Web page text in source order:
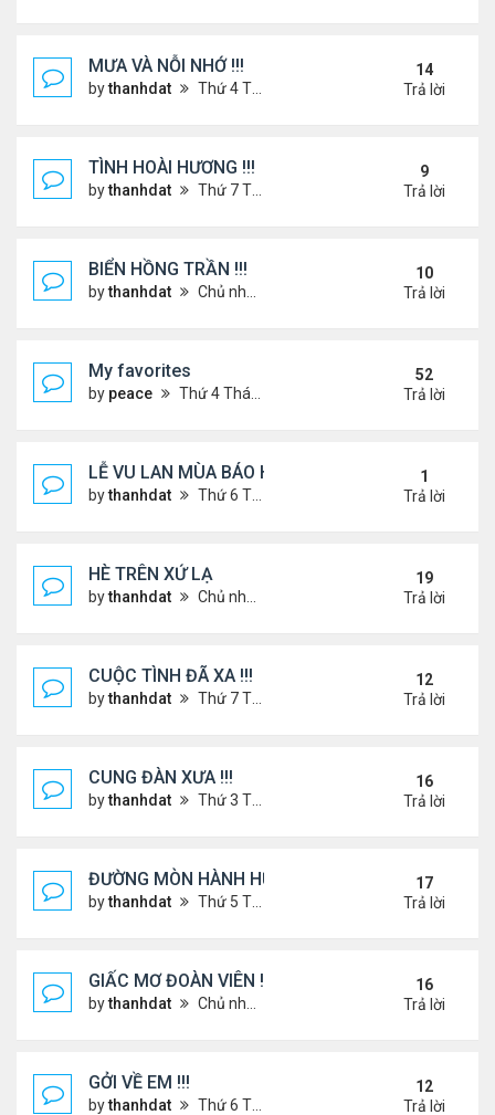
MƯA VÀ NỖI NHỚ !!!
bythanhdat Thứ 4 Tháng 7 10, 2024 8:41 am
14
Trả lời
TÌNH HOÀI HƯƠNG !!!
bythanhdat Thứ 7 Tháng 2 22, 2025 1:32 pm
9
Trả lời
BIỂN HỒNG TRẦN !!!
bythanhdat Chủ nhật Tháng 10 27, 2024 2:17 pm
10
Trả lời
My favorites
by peace Thứ 4 Tháng 9 04, 2024 12:11 pm
52
Trả lời
LỄ VU LAN MÙA BÁO HIẾU !!!
bythanhdat Thứ 6 Tháng 9 05, 2025 1:52 pm
1
Trả lời
HÈ TRÊN XỨ LẠ
bythanhdat Chủ nhật Tháng 6 30, 2024 12:19 pm
19
Trả lời
CUỘC TÌNH ĐÃ XA !!!
bythanhdat Thứ 7 Tháng 12 14, 2024 2:15 am
12
Trả lời
CUNG ĐÀN XƯA !!!
bythanhdat Thứ 3 Tháng 7 23, 2024 3:22 pm
16
Trả lời
ĐƯỜNG MÒN HÀNH HƯƠNG !!!
bythanhdat Thứ 5 Tháng 3 20, 2025 5:00 pm
17
Trả lời
GIẤC MƠ ĐOÀN VIÊN !!!
bythanhdat Chủ nhật Tháng 7 14, 2024 10:46 am
16
Trả lời
GỞI VỀ EM !!!
bythanhdat Thứ 6 Tháng 7 19, 2024 5:22 pm
12
Trả lời